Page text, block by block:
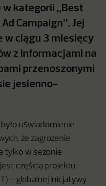
w kategorii „Best
Campaign”. Jej
w ciągu 3 miesięcy
z informacjami na
przenoszonymi
jesienno-
uświadomienie
że zagrożenie
tylko w sezonie
częścią projektu
– globalnej inicjatywy